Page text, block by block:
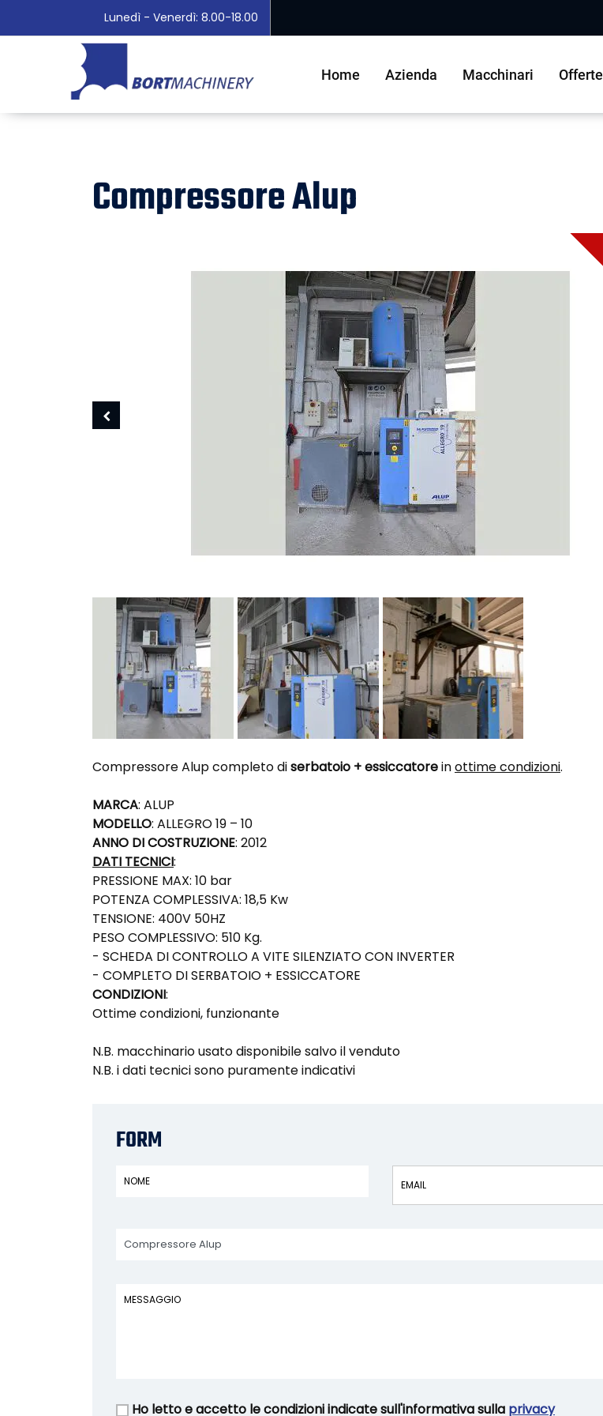
Lunedì - Venerdì: 8.00-18.00
Home Azienda Macchinari Offerte
Compressore Alup
Compressore Alup completo diserbatoio + essiccatoreinottime condizioni.
MARCA: ALUP
MODELLO: ALLEGRO 19 – 10
ANNO DI COSTRUZIONE: 2012
DATI TECNICI:
PRESSIONE MAX: 10 bar
POTENZA COMPLESSIVA: 18,5 Kw
TENSIONE: 400V 50HZ
PESO COMPLESSIVO: 510 Kg.
- SCHEDA DI CONTROLLO A VITE SILENZIATO CON INVERTER
- COMPLETO DI SERBATOIO + ESSICCATORE
CONDIZIONI:
Ottime condizioni, funzionante
N.B. macchinario usato disponibile salvo il venduto
N.B. i dati tecnici sono puramente indicativi
FORM
Ho letto e accetto le condizioni indicate sull'informativa sulla privacy